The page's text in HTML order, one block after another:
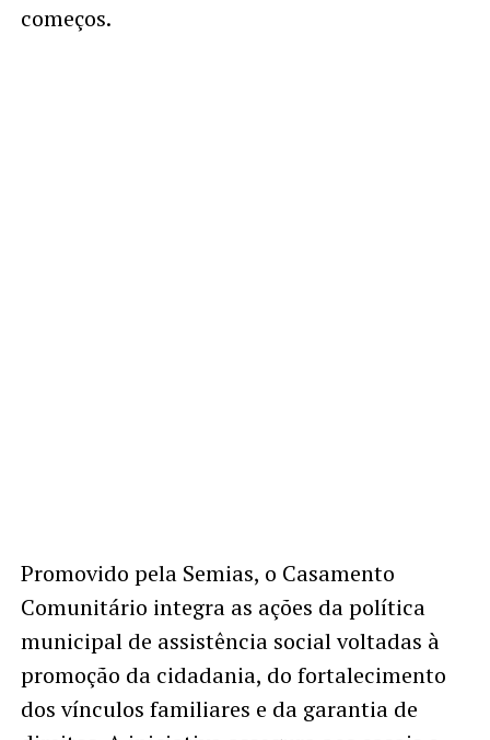
começos.
Promovido pela Semias, o Casamento
Comunitário integra as ações da política
municipal de assistência social voltadas à
promoção da cidadania, do fortalecimento
dos vínculos familiares e da garantia de